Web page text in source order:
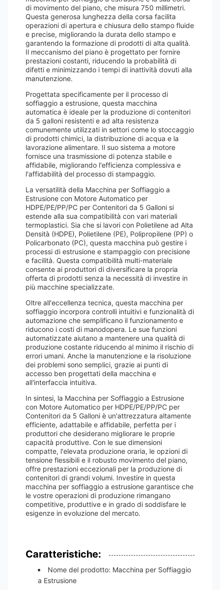
di movimento del piano, che misura 750 millimetri.
Questa generosa lunghezza della corsa facilita
operazioni di apertura e chiusura dello stampo fluide
e precise, migliorando la durata dello stampo e
garantendo la formazione di prodotti di alta qualità.
Il meccanismo del piano è progettato per fornire
prestazioni costanti, riducendo la probabilità di
difetti e minimizzando i tempi di inattività dovuti alla
manutenzione.
Progettata specificamente per il processo di
soffiaggio a estrusione, questa macchina
automatica è ideale per la produzione di contenitori
da 5 galloni resistenti e ad alta resistenza
comunemente utilizzati in settori come lo stoccaggio
di prodotti chimici, la distribuzione di acqua e la
lavorazione alimentare. Il suo sistema a motore
fornisce una trasmissione di potenza stabile e
affidabile, migliorando l'efficienza complessiva e
l'affidabilità del processo di stampaggio.
La versatilità della Macchina per Soffiaggio a
Estrusione con Motore Automatico per
HDPE/PE/PP/PC per Contenitori da 5 Galloni si
estende alla sua compatibilità con vari materiali
termoplastici. Sia che si lavori con Polietilene ad Alta
Densità (HDPE), Polietilene (PE), Polipropilene (PP) o
Policarbonato (PC), questa macchina può gestire i
processi di estrusione e stampaggio con precisione
e facilità. Questa compatibilità multi-materiale
consente ai produttori di diversificare la propria
offerta di prodotti senza la necessità di investire in
più macchine specializzate.
Oltre all'eccellenza tecnica, questa macchina per
soffiaggio incorpora controlli intuitivi e funzionalità di
automazione che semplificano il funzionamento e
riducono i costi di manodopera. Le sue funzioni
automatizzate aiutano a mantenere una qualità di
produzione costante riducendo al minimo il rischio di
errori umani. Anche la manutenzione e la risoluzione
dei problemi sono semplici, grazie ai punti di
accesso ben progettati della macchina e
all'interfaccia intuitiva.
In sintesi, la Macchina per Soffiaggio a Estrusione
con Motore Automatico per HDPE/PE/PP/PC per
Contenitori da 5 Galloni è un'attrezzatura altamente
efficiente, adattabile e affidabile, perfetta per i
produttori che desiderano migliorare le proprie
capacità produttive. Con le sue dimensioni
compatte, l'elevata produzione oraria, le opzioni di
tensione flessibili e il robusto movimento del piano,
offre prestazioni eccezionali per la produzione di
contenitori di grandi volumi. Investire in questa
macchina per soffiaggio a estrusione garantisce che
le vostre operazioni di produzione rimangano
competitive, produttive e in grado di soddisfare le
esigenze in evoluzione del mercato.
Caratteristiche:
Nome del prodotto: Macchina per Soffiaggio
a Estrusione